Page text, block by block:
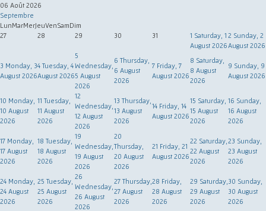
06 Août 2026
Septembre
LunMarMerJeuVenSamDim
27
28 29 30 31 1 Saturday, 1
August 2026
2 Sunday, 2
August 2026
3 Monday, 3
August 2026
4 Tuesday, 4
August 2026
5
Wednesday,
5 August
2026
6 Thursday,
6 August
2026
7 Friday, 7
August 2026
8 Saturday,
8 August
2026
9 Sunday, 9
August 2026
10 Monday,
10 August
2026
11 Tuesday,
11 August
2026
12
Wednesday,
12 August
2026
13 Thursday,
13 August
2026
14 Friday, 14
August 2026
15 Saturday,
15 August
2026
16 Sunday,
16 August
2026
17 Monday,
17 August
2026
18 Tuesday,
18 August
2026
19
Wednesday,
19 August
2026
20
Thursday,
20 August
2026
21 Friday, 21
August 2026
22 Saturday,
22 August
2026
23 Sunday,
23 August
2026
24 Monday,
24 August
2026
25 Tuesday,
25 August
2026
26
Wednesday,
26 August
2026
27 Thursday,
27 August
2026
28 Friday,
28 August
2026
29 Saturday,
29 August
2026
30 Sunday,
30 August
2026